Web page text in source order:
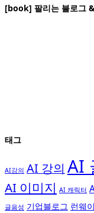
[book] 팔리는 블로그
태그
AI강의 AI 강의 AI
AI 이미지 AI 캐릭터
글음성 기업블로그 런웨이